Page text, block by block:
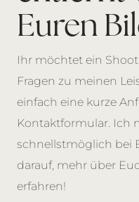
Euren
Ihr möchtet ein
Fragen zu meinen
einfach eine kurze
Kontaktformular. Ich
schnellstmöglich bei
darauf, mehr über
erfahren!